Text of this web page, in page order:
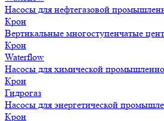
Насосы для нефтегазовой
Крон
Вертикальные многоступенчатые
Крон
Waterflow
Насосы для химической
Крон
Гидрогаз
Насосы для энергетической
Крон